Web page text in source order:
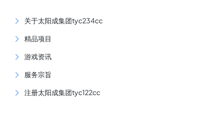
关于太阳成集团tyc234cc
精品项目
游戏资讯
服务宗旨
注册太阳成集团tyc122cc